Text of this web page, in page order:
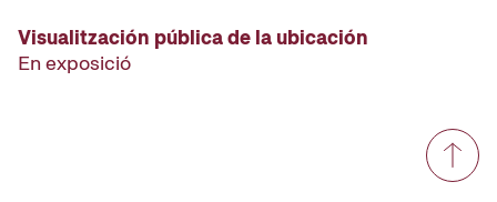
Visualitzación pública de la ubicación
En exposició